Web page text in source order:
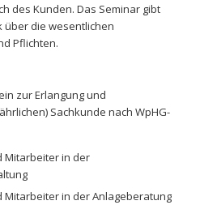
des Kunden. Das Seminar gibt
über die wesentlichen
Pflichten.
zur Erlangung und
Sachkunde nach WpHG-
Mitarbeiter in der
in der Anlageberatung